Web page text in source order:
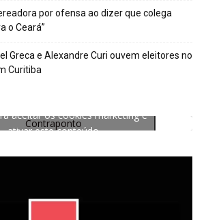
por ofensa ao dizer que colega
o Ceará”
Greca e Alexandre Curi ouvem eleitores no
Curitiba
Contraponto
aceitar os cookies marketing e
ativar este conteúdo